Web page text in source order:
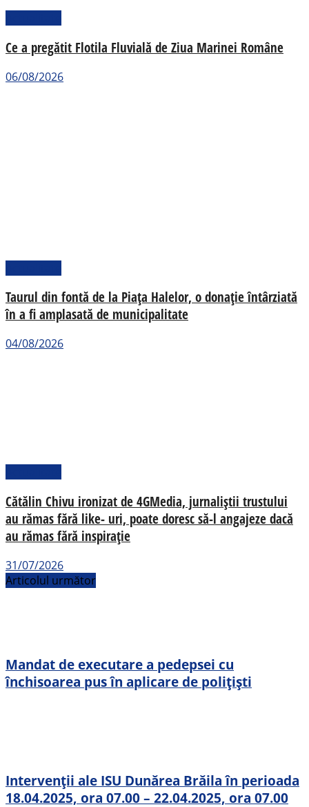
Ce a pregătit Flotila Fluvială de Ziua Marinei Române
06/08/2026
Taurul din fontă de la Piața Halelor, o donație întârziată
în a fi amplasată de municipalitate
04/08/2026
Cătălin Chivu ironizat de 4GMedia, jurnaliștii trustului
au rămas fără like- uri, poate doresc să-l angajeze dacă
au rămas fără inspirație
31/07/2026
Articolul următor
Mandat de executare a pedepsei cu
închisoarea pus în aplicare de polițiști
Intervenții ale ISU Dunărea Brăila în perioada
18.04.2025, ora 07.00 – 22.04.2025, ora 07.00